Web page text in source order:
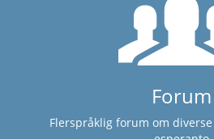
Forum
Flerspråklig forum om